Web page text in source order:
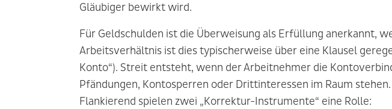
Gläubiger bewirkt wird.
Für Geldschulden ist die Überweisung als Erfüllung anerkannt,
Arbeitsverhältnis ist dies typischerweise über eine Klausel
Konto“). Streit entsteht, wenn der Arbeitnehmer die
Pfändungen, Kontosperren oder Drittinteressen im Raum stehen.
Flankierend spielen zwei „Korrektur-Instrumente“ eine Rolle: